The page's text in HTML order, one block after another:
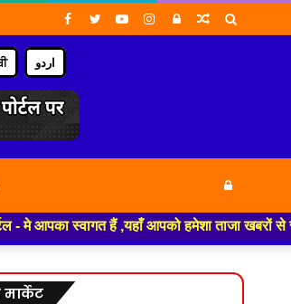
Random
Log
Instagram
YouTube
Twitter
Facebook
اردو
Log
In
आपका स्वागत हैं ,यहाँ आपको हमेशा ताजा खबरों से